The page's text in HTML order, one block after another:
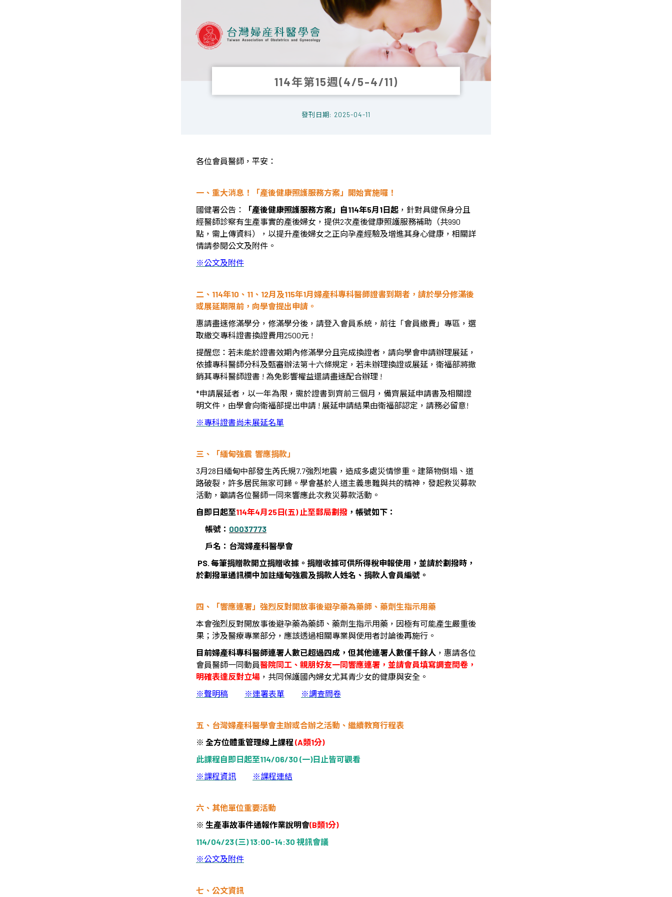
114年第15週(4/5-4/11)
發刊日期: 2025-04-11
各位會員醫師，平安：
一、重大消息！「產後健康照護服務方案」開始實施囉！
國健署公告：
「產後健康照護服務方案」自114年5月1日起 ，針對具健保身分且
經醫師診察有生產事實的產後婦女，提供2次產後健康照護服務補助（共990
點，需上傳資料），以提升產後婦女之正向孕產經驗及增進其身心健康，相關詳
情請参閱公文及附件。
※公文及附件
二、 114年10 、 11 、 12月及115年1月婦產科專科醫師證書到期者，請於學分修滿後
或展延期限前，向學會提出申請。
惠請盡速修滿學分，修滿學分後，請登入會員系統，前往「會員繳費」專區，選
取繳交專科證書換證費用2500元 !
提醒您：若未能於證書效期內修滿學分且完成換證者，請向學會申請辦理展延，
依據專科醫師分科及甄審辦法第十六條規定，若未辦理換證或展延，衛福部將撤
銷其專科醫師證書 ! 為免影響權益還請盡速配合辦理 !
*申請展延者，以一年為限，需於證書到齊前三個月，備齊展延申請書及相關證
明文件，由學會向衛福部提出申請 ! 展延申請結果由衛福部認定，請務必留意!
※專科證書尚未展延名單
三、「緬甸強震 響應捐款」
3月 28日緬甸中部發生芮氏規7.7強烈地震，造成多處災情慘重。建築物倒塌、道
路破裂，許多居民無家可歸。學會基於人道主義患難與共的精神，發起救災募款
活動，籲請各位醫師一同來響應此次救災募款活動。
自即日起至114年4月 25 日 (五) 止至郵局劃撥 ，帳號如下 ：
帳號： 00037773
戶名：台灣婦產科醫學會
PS. 每筆捐贈款開立捐贈收據。捐贈收據可供所得稅申報使用，並請於劃撥時，
於劃撥單通訊欄中加註緬甸強震及捐款人姓名、捐款人會員編號。
四、「響應連署」強烈反對開放事後避孕藥為藥師、藥劑生指示用藥
本會強烈反對開放事後避孕藥為藥師、藥劑生指示用藥，因極有可能產生嚴重後
果；涉及醫療專業部分，應該透過相關專業與使用者討論後再施行。
目前婦產科專科醫師連署人數已超過四成，但其他連署人數僅千餘人 ， 惠請各位
會員醫師一同動員醫院同工、親朋好友一同響應連署， 並請會員填寫調查問卷 ，
明確表達反對立場 ，共同保護國內婦女尤其青少女的健康與安全。
※聲明稿 ※連署表單 ※調查問卷
五、台灣婦產科醫學會主辦或合辦之活動、繼續教育行程表
※ 全方位體重管理線上課程 (A類1分)
此課程自即日起至114/06/30 (一)日止皆可觀看
※課程資訊 ※課程連結
六、其他單位重要活動
※ 生產事故事件通報作業說明會(B類1分)
114/04/23 (三) 13:00-14:30 視訊會議
※公文及附件
七、公文資訊